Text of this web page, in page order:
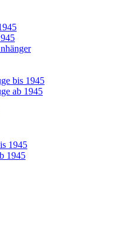
bis 1945
ab 1945
1945
1945